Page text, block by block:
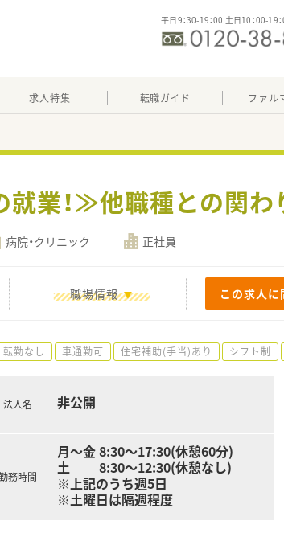
平日9：30-19：00 土日10：00-19
求人特集 転職ガイド ファル
就業！≫他職種との関
病院・クリニック 正社員
職場情報 この求人
転勤なし 車通勤可 住宅補助(手当)あり シフト制
法人名 非公開
務時間
月～金 8:30～17:30(休憩60分)
土 8:30～12:30(休憩なし)
※上記のうち週5日
※土曜日は隔週程度